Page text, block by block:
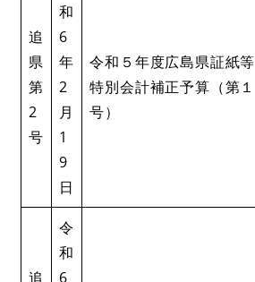
追
県
第
2
号
和
6
年
2
月
1
9
日
令和５年度広島県証紙等
特別会計補正予算（第１
号）
追
令
和
6